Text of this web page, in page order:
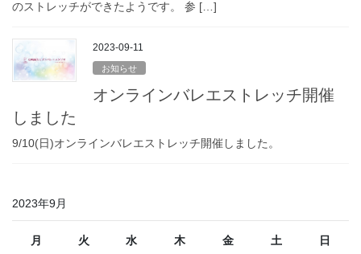
のストレッチができたようです。 参 […]
2023-09-11
お知らせ
オンラインバレエストレッチ開催
しました
9/10(日)オンラインバレエストレッチ開催しました。
2023年9月
月 火 水 木 金 土 日